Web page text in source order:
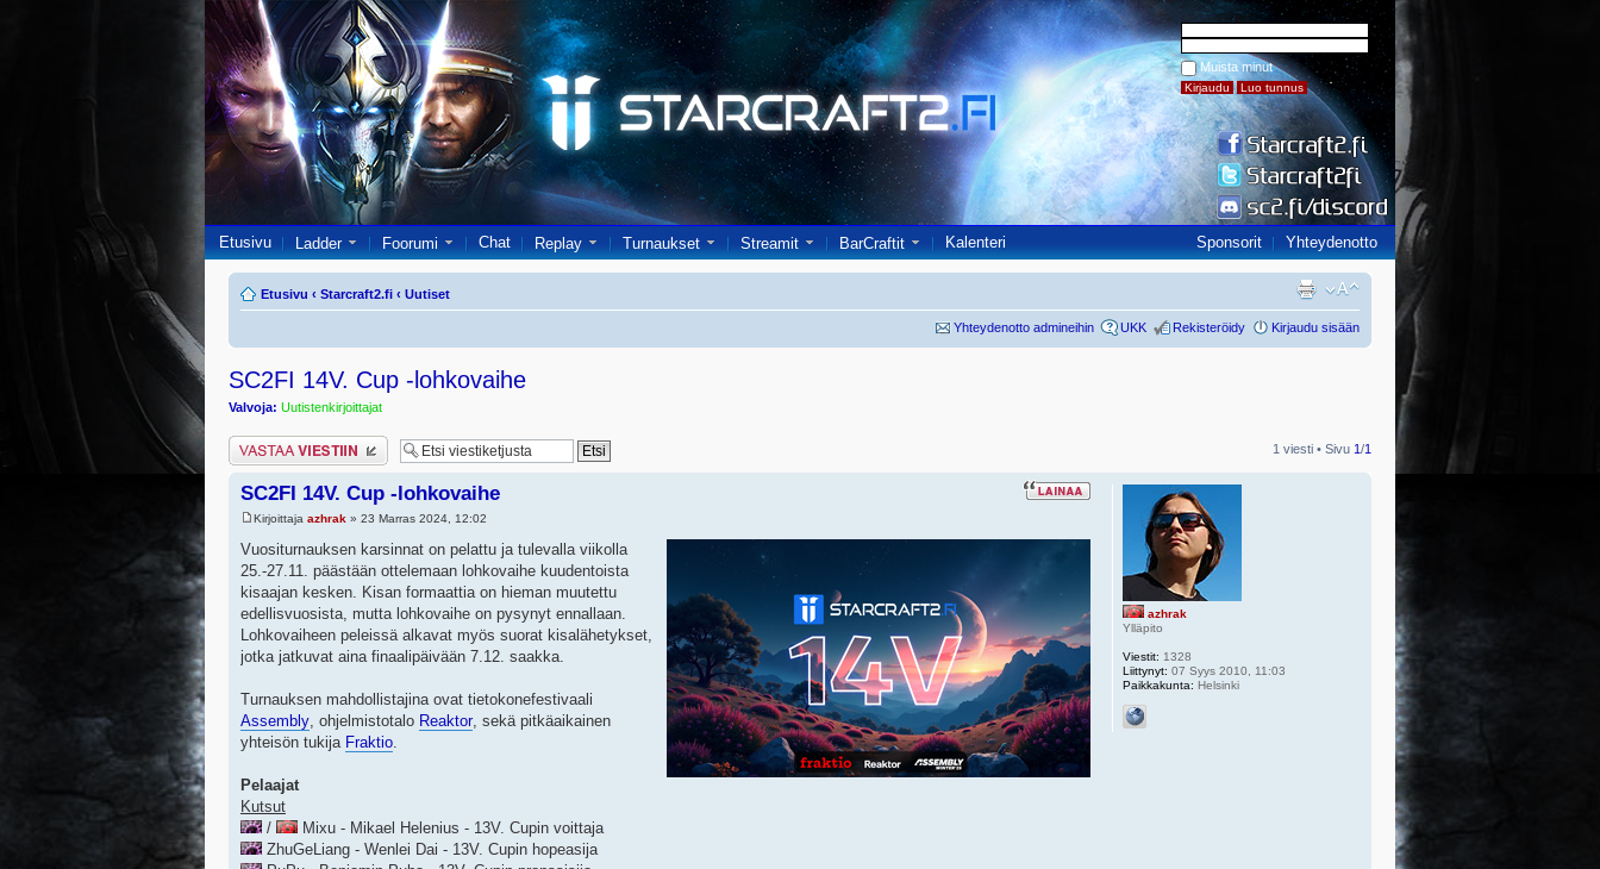
Muista minut
Etusivu Ladder Foorumi Chat Replay Turnaukset Streamit BarCraftit Kalenteri Sponsorit Yhteydenotto
Etusivu ‹ Starcraft2.fi ‹ Uutiset
Yhteydenotto admineihin UKK Rekisteröidy Kirjaudu sisään
SC2FI 14V. Cup -lohkovaihe
Valvoja: Uutistenkirjoittajat
Lähetä vastaus 1 viesti • Sivu 1/1
SC2FI 14V. Cup -lohkovaihe
Kirjoittaja azhrak » 23 Marras 2024, 12:02
Vuositurnauksen karsinnat on pelattu ja tulevalla viikolla
25.-27.11. päästään ottelemaan lohkovaihe kuudentoista
kisaajan kesken. Kisan formaattia on hieman muutettu
edellisvuosista, mutta lohkovaihe on pysynyt ennallaan.
Lohkovaiheen peleissä alkavat myös suorat kisalähetykset,
jotka jatkuvat aina finaalipäivään 7.12. saakka.
Turnauksen mahdollistajina ovat tietokonefestivaali
Assembly , ohjelmistotalo Reaktor, sekä pitkäaikainen
yhteisön tukija Fraktio
Pelaajat
Kutsut
/
Mixu - Mikael Helenius - 13V. Cupin voittaja
ZhuGeLiang - Wenlei Dai - 13V. Cupin hopeasija
azhrak
Ylläpito
Viestit: 1328
Liittynyt: 07 Syys 2010, 11:03
Paikkakunta: Helsinki